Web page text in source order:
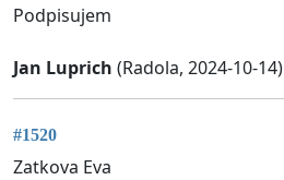
Podpisujem
Jan Luprich (Radola, 2024-10-14)
#1520
Zatkova Eva